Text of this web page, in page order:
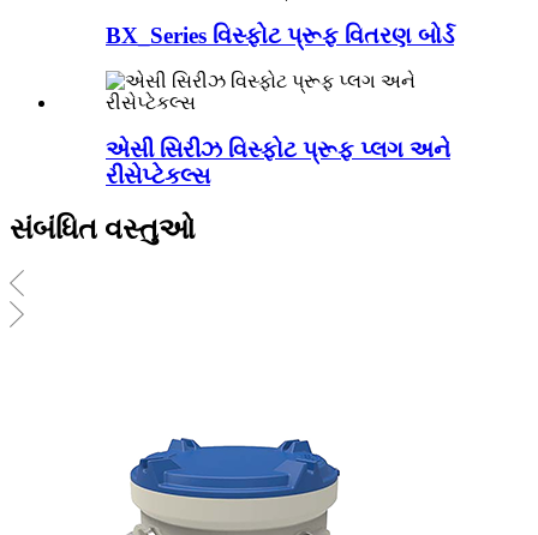
BX_Series વિસ્ફોટ પ્રૂફ વિતરણ બોર્ડ
એસી સિરીઝ વિસ્ફોટ પ્રૂફ પ્લગ અને
રીસેપ્ટેકલ્સ
સંબંધિત વસ્તુઓ